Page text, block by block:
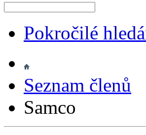
Pokročilé
Seznam členů
Samco